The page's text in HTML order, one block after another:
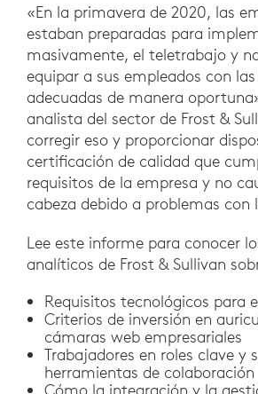
«En la primavera de 2020, las
estaban preparadas para
masivamente, el teletrabajo y
equipar a sus empleados con
adecuadas de manera
analista del sector de Frost &
corregir eso y proporcionar
certificación de calidad que
requisitos de la empresa y no
cabeza debido a problemas con
Lee este informe para conocer
analíticos de Frost & Sullivan
Requisitos tecnológicos para
Criterios de inversión en
cámaras web empresariales
Trabajadores en roles clave y
herramientas de colaboración
Cómo la integración y la